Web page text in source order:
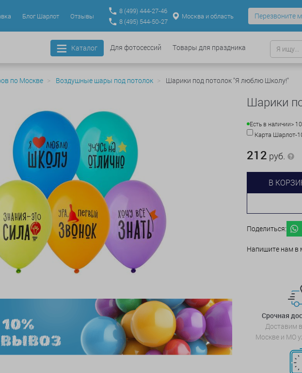
Блог Шарлот Отзывы
8 (499) 444-27-46
8 (495) 544-50-27
Москва и область Перезвоните
Каталог Для фотосессий Товары для праздника
по Москве Воздушные шары под потолок Шарики под потолок "Я люблю Школу!"
Шарики
Есть в наличии>
Карта Шарлот-
212 руб.
В
Поделиться:
Напишите нам в
Срочная
Доставим
Москве и МО